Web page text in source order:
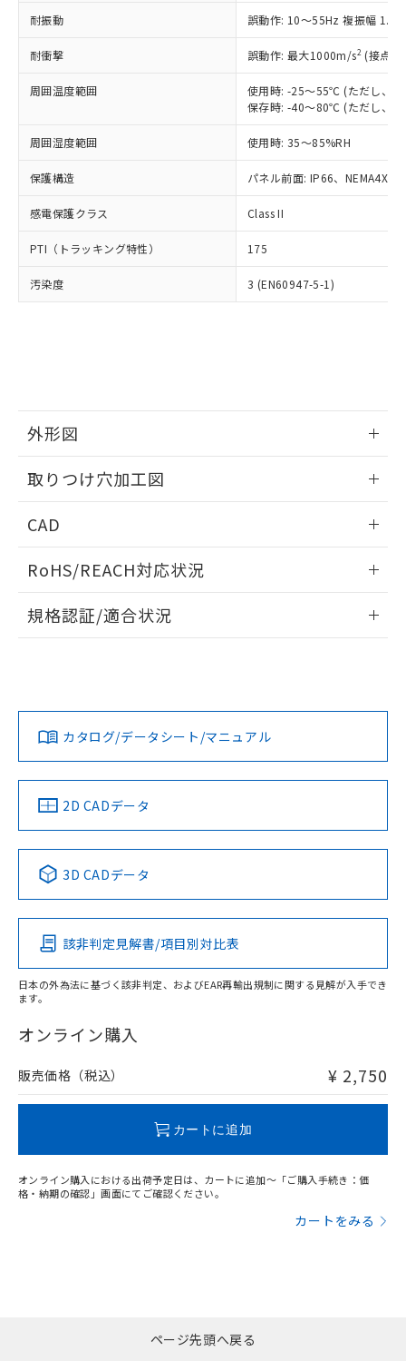
耐振動 誤動作: 10～55Hz 複振幅
耐衝撃 誤動作: 最大1000m/s2 (接点
周囲温度範囲
使用時: -25～55℃ (ただし、氷
保存時: -40～80℃ (ただし、氷
周囲湿度範囲 使用時: 35～85%RH
保護構造 パネル前面: IP66、NEMA4X,
感電保護クラス Class II
PTI（トラッキング特性） 175
汚染度 3 (EN60947-5-1)
外形図
取りつけ穴加工図
CAD
ドすることができます。
ログイン/会員登録
ダウンロードデータをご利用いただく前に、以下を必ずお読
みください。
ソフトウェアの使用条件
RoHS/REACH対応状況
EU RoHS 注意事項・凡例
対応済み
中国 RoHS 注意事項・凡例
Pb Hg Cd Cr(VI)
O
在庫等で未対応品が混在する可能性があります。
問い合わせください。
規格認証/適合状況
LR型式承認
（イギリス
船舶規格）
DNV型式承認
（ノルウェー
BV型式承認
（フランス
KR型式
（韓国
No No No No
この製品の規格認証/適合状況ページへ
その他の認証はこちらのページからご検索ください
カタログ/データシート/マニュアル
2D CADデータ
3D CADデータ
該非判定見解書/項目別対比表
日本の外為法に基づく該非判定、およびEAR再輸出規制に関する見解が入手でき
ます。
オンライン購入
販売価格（税込） ¥ 2,750
カートに追加
オンライン購入における出荷予定日は、カートに追加～「ご購入手続き：価
格・納期の確認」画面にてご確認ください。
カートをみる
正式な納期状況および標準価格はお客
様のお取引先、またはお客様担当のオ
ムロン制御機器販売店・当社販売員に
オムロン制御機器販売店や当社販売拠
販売ネットワーク
」をご確認
在庫状況および標準価格結果を当社の
示しないようお願いします。
マイパーツ機能（部品リスト作成サー
ビス）をご利用いただくには、I-Web
メンバーズにご登録されている必要が
お客様が当ウェブサイト上で当社にご
登録された部品リストについて、当社
の共同利用に関して"
の「1.共同利
指します。
ルベンジル（BBP） 1000ppm以下、フタル酸ジブチル
（DBP） 1000ppm以下、フタル酸ジイソブチル
但し、RoHS指令で産業用監視および制御機器に対する
フタル酸エステル類の４物質については閾値を超える意
図的な使用がないことを確認しています。
部品在庫の切り替え状況などにより、予定
月が前後することがあります。
※3 非含有証明書ダウンロード
51物質の非含有証明書（当社基準）
※本証明書は発行日時点で非含有を証明す
るもので、過去に遡って非含有を証明する
また、RoHS指令のフタル酸エステル類４
物質の対応では、対応完了までの期間は出
既に当社にて対応品への在庫切替を完了
していることから、特段のことがない限
り、2022年1月12日より割愛しておりま
す。
DBP(フタル酸ジブチル) : 1000ppm、 DIBP(フタル酸ジ
イソブチル) : 1000ppm、 BBP(フタル酸ブチルベンジ
「ｅ」：有害物質（10物質）のすべてが基
準値以下であることを示します。
「10」：通常の使用状況下において有害物
質が外部に漏えいし、環境に深刻な影響を
及ぼさない年数を意味します。
「－」：未確認です。当社販売部門へお問
全に破砕するなど、違法に輸出されな
いよう必要な手段を講じます。
当社は貴社製品を、核兵器、ミサイ
ル、化学兵器、生物兵器またはその他
武器並びにこれらの製造装置等に一切
当社は、貴社製品を第三者に販売する
場合は、上記1、2および3の内容を当
該第三者に通知します。また当社は、
販売先および販売に係わる関係者が違
法に輸出するおそれがある場合は、取
－
在庫なし(最新の在庫状況につ
いては、お客様のお取引先、ま
たはお客様担当のオムロン制御
機器販売店・当社販売員にご確
空
受注生産機種、また在庫状況の
情報を公開していない機種
ページ先頭へ戻る